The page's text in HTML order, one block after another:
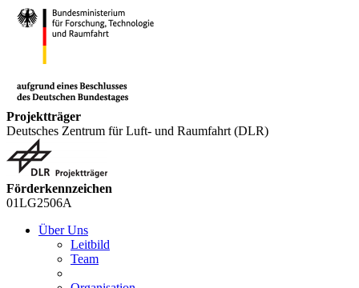
Projektträger
Deutsches Zentrum für Luft- und Raumfahrt (DLR)
Förderkennzeichen
01LG2506A
Über Uns
Leitbild
Team